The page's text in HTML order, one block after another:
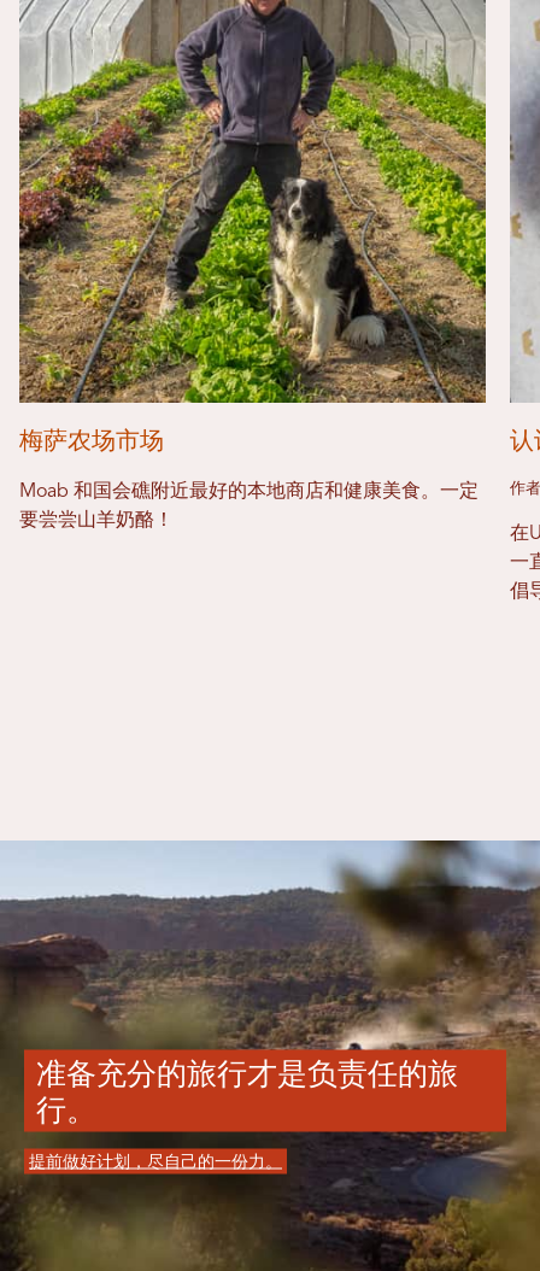
梅萨农场市场
Moab 和国会礁附近最好的本地商店和健康美食。一定
要尝尝山羊奶酪！
作
在
一
倡
准备充分的旅行才是负责任的旅
行。
提前做好计划，尽自己的一份力。